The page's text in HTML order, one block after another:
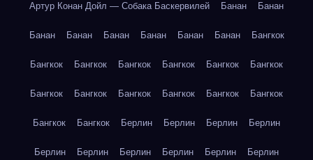
Артур Конан Дойл — Собака Баскервилей Банан Банан
Банан Банан Банан Банан Банан Банан Бангкок
Бангкок Бангкок Бангкок Бангкок Бангкок Бангкок
Бангкок Бангкок Бангкок Бангкок Бангкок Бангкок
Бангкок Бангкок Берлин Берлин Берлин Берлин
Берлин Берлин Берлин Берлин Берлин Берлин